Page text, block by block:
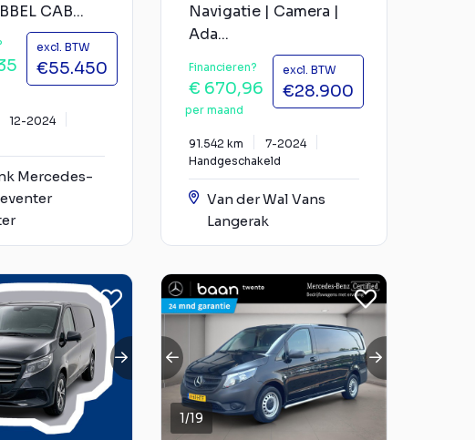
CAB...
excl. BTW
€55.450
12-2024
Mercedes-
Navigatie | Camera |
Ada...
Financieren?
€ 670,96
per maand
excl. BTW
€28.900
91.542 km
7-2024
Handgeschakeld
Van der Wal Vans
Langerak
1/19